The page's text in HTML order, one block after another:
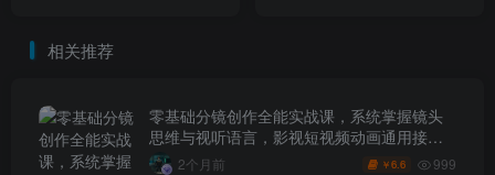
相关推荐
零基础分镜创作全能实战课，系统掌握镜头
思维与视听语言，影视短视频动画通用接单
技能2个月前 ￥6.6 999